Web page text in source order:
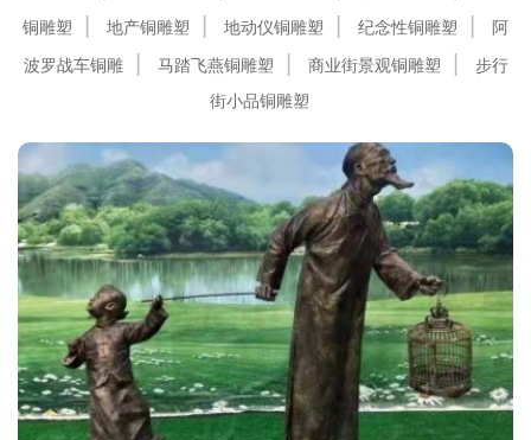
铜雕塑
地产铜雕塑 地动仪铜雕塑 纪念性铜雕塑
阿
波罗战车铜雕
马踏飞燕铜雕塑 商业街景观铜雕塑
步行
街小品铜雕塑